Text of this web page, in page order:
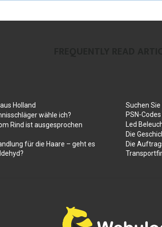
Holland
wähle ich?
Rind ist ausgesprochen
für die Haare – geht es
Suchen
PSN-
Led
Die
Die